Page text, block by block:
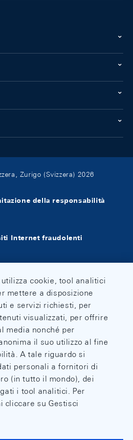
Zurigo (Svizzera) 2026
della responsabilità
Internet fraudolenti
cookie, tool analitici
mettere a disposizione
e servizi richiesti, per
visualizzati, per offrire
media nonché per
il suo utilizzo al fine
A tale riguardo si
personali a fornitori di
(in tutto il mondo), dei
i tool analitici. Per
cliccare su Gestisci